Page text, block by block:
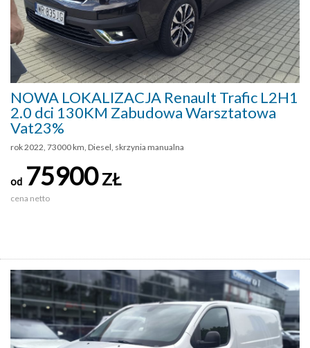
NOWA LOKALIZACJA Renault Trafic L2H1
2.0 dci 130KM Zabudowa Warsztatowa
Vat23%
rok 2022, 73000 km, Diesel, skrzynia manualna
od 75900ZŁ
cena netto